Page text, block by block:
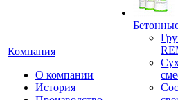
Компания
О компании
История